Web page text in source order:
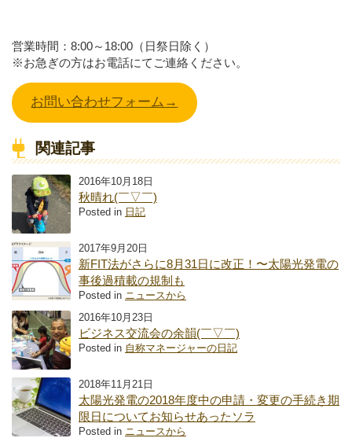
営業時間：8:00～18:00（日祭日除く）
※お急ぎの方はお電話にてご連絡ください。
お問い合わせフォーム→
関連記事
2016年10月18日
秋晴れ(￣▽￣)
Posted in 日記
2017年9月20日
新FIT法がさらに8月31日に改正！〜太陽光発電の
事後過積載の規制も
Posted in ニュースから
2016年10月23日
ビジネス交流会の余韻(￣▽￣)
Posted in 自称マネージャーの日記
2018年11月21日
太陽光発電の2018年度中の申請・変更の手続き期
限日についてお知らせあったソラ
Posted in ニュースから